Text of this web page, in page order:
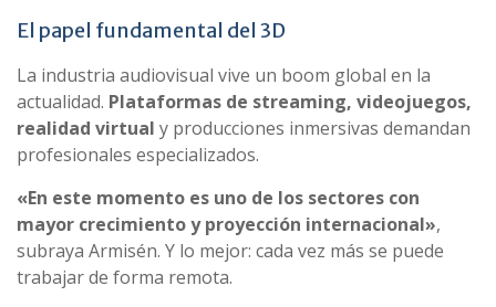
El papel fundamental del 3D
La industria audiovisual vive un boom global en la
actualidad. Plataformas de streaming, videojuegos,
realidad virtual y producciones inmersivas demandan
profesionales especializados.
«En este momento es uno de los sectores con
mayor crecimiento y proyección internacional»,
subraya Armisén. Y lo mejor: cada vez más se puede
trabajar de forma remota.